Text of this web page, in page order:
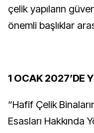
çelik yapıların
önemli başlıklar
1 OCAK 2027’DE
“Hafif Çelik
Esasları Hakkında